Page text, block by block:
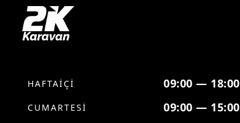
HAFTAİÇİ 09:00 — 18:00
CUMARTESİ 09:00 — 15:00